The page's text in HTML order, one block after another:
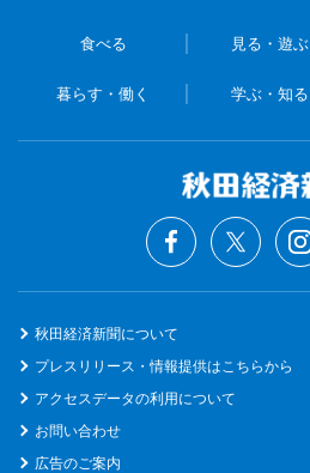
食べる 見る・遊ぶ
暮らす・働く 学ぶ・知る
秋田経済新聞について
プレスリリース・情報提供はこちらから
アクセスデータの利用について
お問い合わせ
広告のご案内